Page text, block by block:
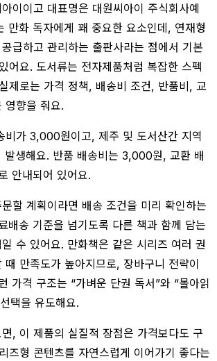
이이고 대표명은 대원씨아이 주식회사예
만화 독자에게 꽤 중요한 요소인데, 연재형
급하고 관리하는 출판사라는 점에서 기본
어요. 도서류는 전자제품처럼 복잡한 스펙
제로는 가격 정책, 배송비 조건, 반품비, 교
영향을 줘요.
비가 3,000원이고, 제주 및 도서산간 지역
생해요. 반품 배송비는 3,000원, 교환 배
안내되어 있어요.
할 계획이라면 배송 조건을 미리 확인하는
배송 기준을 넘기도록 다른 책과 함께 담는
수 있어요. 만화책은 같은 시리즈 여러 권
때 만족도가 높아지므로, 장바구니 전략이
가격 구조는 “가벼운 단권 독서”와 “몰아읽
택을 유도해요.
, 이 제품의 실질적 장점은 가격보다도 구
즈형 콘텐츠를 자연스럽게 이어가기 좋다는